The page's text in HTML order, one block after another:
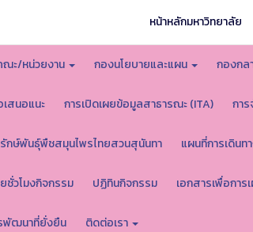
หน้าหลักมหาวิทยาลัย
ณะ/หน่วยงาน กองนโยบายและแผน กองกล
เสนอแนะ การเปิดเผยข้อมูลสาธารณะ (ITA) กา
กษ์พันธุ์พืชสมุนไพรไทยสวนสุนันทา แผนที่การเดินท
ชั่วโมงกิจกรรม ปฏิทินกิจกรรม เอกสารเพื่อการ
รพัฒนาที่ยั่งยืน ติดต่อเรา